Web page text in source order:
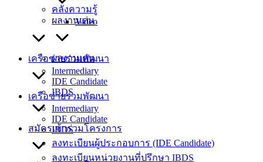
คลังความรู้
Video
ผลงานเด่น
เครือข่ายร่วมพัฒนา
Intermediary
IDE Candidate
IBDS
ผลงานเด่น
เครือข่ายร่วมพัฒนา
Intermediary
IDE Candidate
IBDS
สมัครเข้าร่วมโครงการ
ลงทะเบียนผู้ประกอบการ (IDE Candidate)
ลงทะเบียนหน่วยงานที่ปรึกษา IBDS